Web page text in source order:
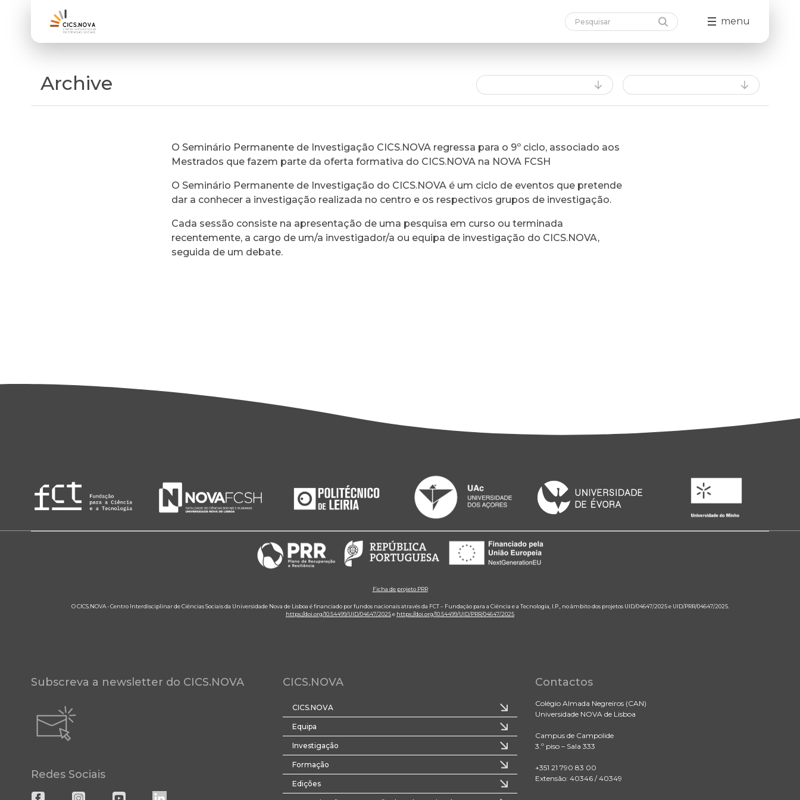
menu
Archive
O Seminário Permanente de Investigação CICS.NOVA regressa para o 9º ciclo, associado aos
Mestrados que fazem parte da oferta formativa do CICS.NOVA na NOVA FCSH
O Seminário Permanente de Investigação do CICS.NOVA é um ciclo de eventos que pretende
dar a conhecer a investigação realizada no centro e os respectivos grupos de investigação.
Cada sessão consiste na apresentação de uma pesquisa em curso ou terminada
recentemente, a cargo de um/a investigador/a ou equipa de investigação do CICS.NOVA,
seguida de um debate.
Ficha de projeto PRR
O CICS.NOVA - Centro Interdisciplinar de Ciências Sociais da Universidade Nova de Lisboa é financiado por fundos nacionais através da FCT – Fundação para a Ciência e a Tecnologia, I.P., no âmbito dos projetos UID/04647/2025 e UID/PRR/04647/2025.
https://doi.org/10.54499/UID/04647/2025e https://doi.org/10.54499/UID/PRR/04647/2025
Subscreva a newsletter do CICS.NOVA
Redes Sociais
CICS.NOVA
CICS.NOVA
Equipa
Investigação
Formação
Edições
Contactos
Colégio Almada Negreiros (CAN)
Universidade NOVA de Lisboa
Campus de Campolide
3.º piso – Sala 333
+351 21 790 83 00
Extensão: 40346 / 40349